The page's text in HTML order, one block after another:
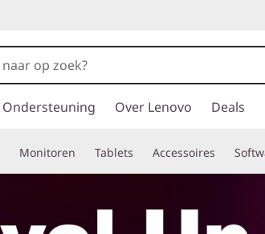
Ondersteuning Over Lenovo Deals
Monitoren Tablets Accessoires